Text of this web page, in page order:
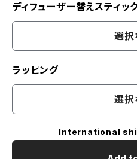
ディフューザー替えスティッ
選択
ラッピング
選択
International